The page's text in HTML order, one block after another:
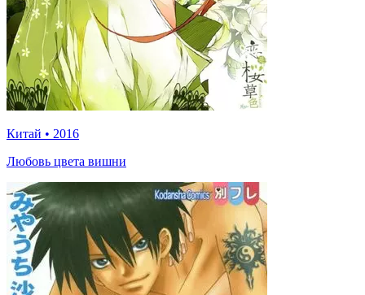
Китай • 2016
Любовь цвета вишни